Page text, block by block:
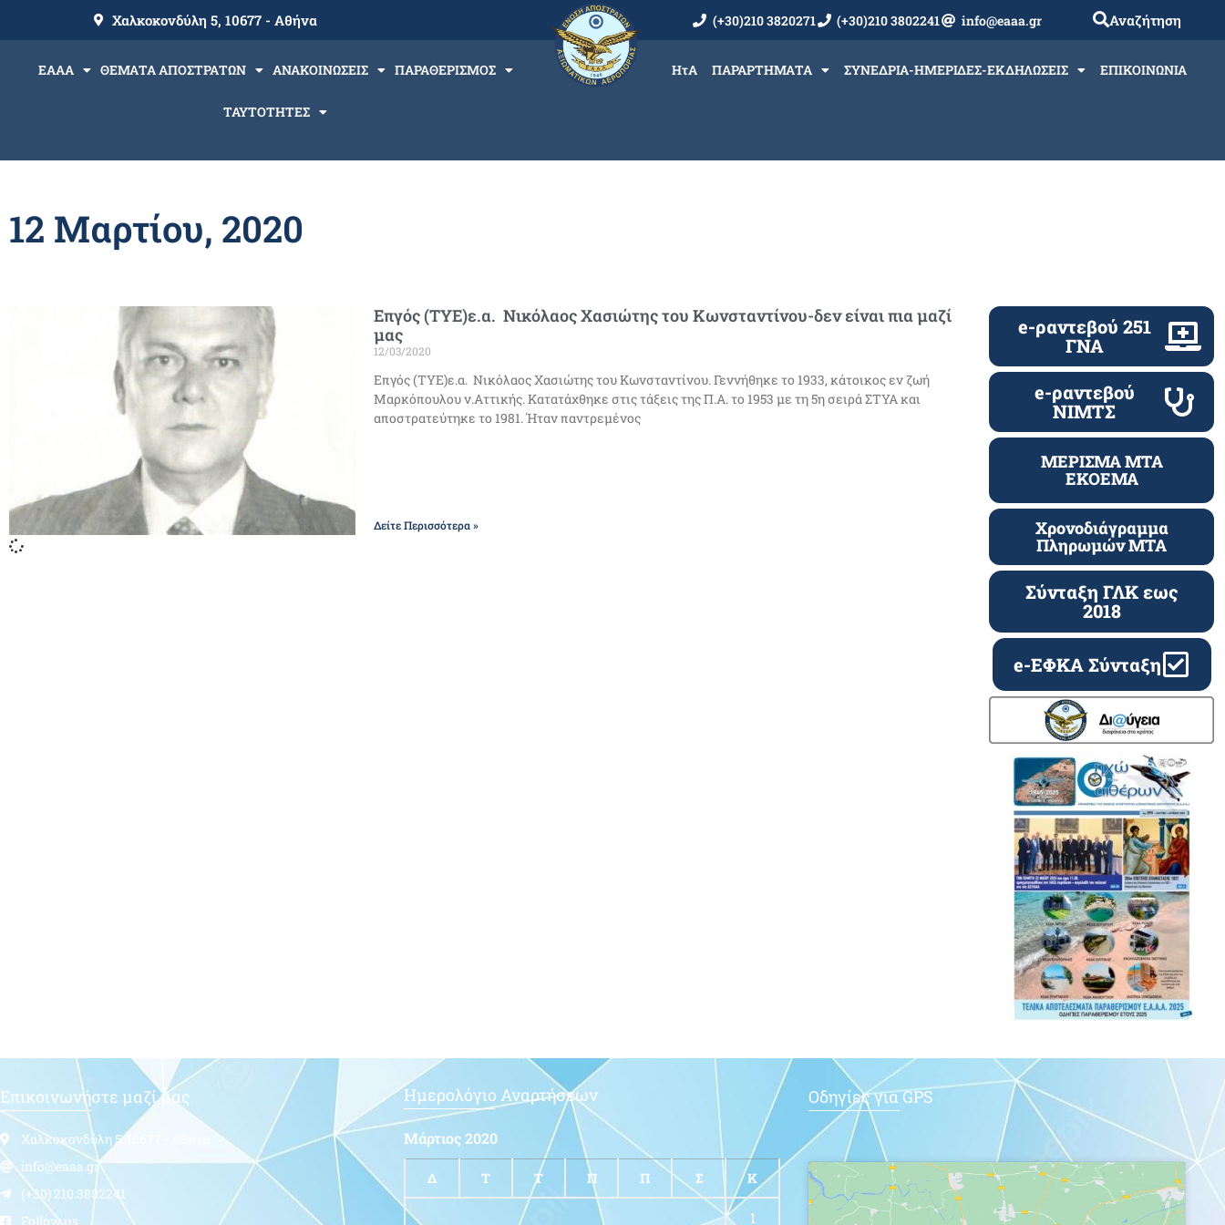
Χαλκοκονδύλη 5, 10677 - Αθήνα (+30)210 3820271 (+30)210 3802241 info@eaaa.gr Αναζήτηση
ΕΑΑΑ ΘΕΜΑΤΑ ΑΠΟΣΤΡΑΤΩΝ ΑΝΑΚΟΙΝΩΣΕΙΣ ΠΑΡΑΘΕΡΙΣΜΟΣ
ΤΑΥΤΟΤΗΤΕΣ
ΗτΑ ΠΑΡΑΡΤΗΜΑΤΑ ΣΥΝΕΔΡΙΑ-ΗΜΕΡΙΔΕΣ-ΕΚΔΗΛΩΣΕΙΣ ΕΠΙΚΟΙΝΩΝΙΑ
12 Μαρτίου, 2020
Επγός (ΤΥΕ)ε.α. Νικόλαος Χασιώτης του Κωνσταντίνου-δεν είναι πια μαζί
μας
12/03/2020
Επγός (ΤΥΕ)ε.α. Νικόλαος Χασιώτης του Κωνσταντίνου. Γεννήθηκε το 1933, κάτοικος εν ζωή
Μαρκόπουλου ν.Αττικής. Κατατάχθηκε στις τάξεις της Π.Α. το 1953 με τη 5η σειρά ΣΤΥΑ και
αποστρατεύτηκε το 1981. Ήταν παντρεμένος
Δείτε Περισσότερα »
e-ραντεβού 251
ΓΝΑ
e-ραντεβού
ΝΙΜΤΣ
ΜΕΡΙΣΜΑ ΜΤΑ
ΕΚΟΕΜΑ
Χρονοδιάγραμμα
Πληρωμών ΜΤΑ
Σύνταξη ΓΛΚ εως
2018
e-ΕΦΚΑ Σύνταξη
Επικοινωνήστε μαζί μας
Χαλκοκονδύλη 5, 10677 - Αθήνα
info@eaaa.gr
(+30) 210.3802241
Follow us
Ημερολόγιο Αναρτήσεων
Μάρτιος 2020
Δ Τ Τ Π Π Σ Κ
1
Οδηγίες για GPS